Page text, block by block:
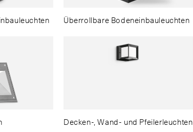
Überrollbare Bodeneinbauleuchten
Decken-, Wand- und Pfeilerleuchten